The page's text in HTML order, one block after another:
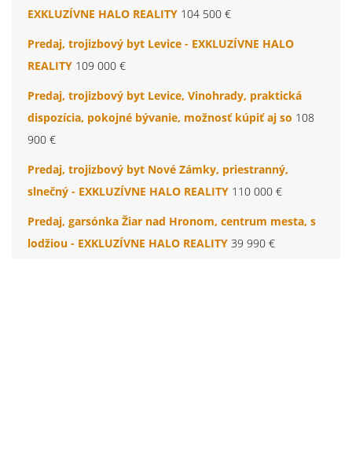
EXKLUZÍVNE HALO REALITY 104 500 €
Predaj, trojizbový byt Levice - EXKLUZÍVNE HALO
REALITY 109 000 €
Predaj, trojizbový byt Levice, Vinohrady, praktická
dispozícia, pokojné bývanie, možnosť kúpiť aj so 108
900 €
Predaj, trojizbový byt Nové Zámky, priestranný,
slnečný - EXKLUZÍVNE HALO REALITY 110 000 €
Predaj, garsónka Žiar nad Hronom, centrum mesta, s
lodžiou - EXKLUZÍVNE HALO REALITY 39 990 €